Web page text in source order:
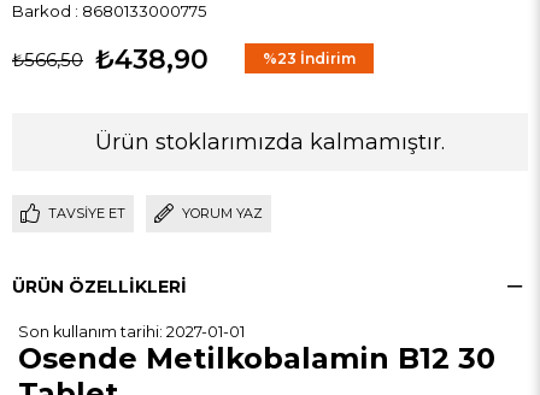
Barkod : 8680133000775
₺566,50 ₺438,90 %23 İndirim
Ürün stoklarımızda kalmamıştır.
TAVSIYE ET YORUM YAZ
ÜRÜN ÖZELLIKLERI
Son kullanım tarihi: 2027-01-01
Osende Metilkobalamin B12 30